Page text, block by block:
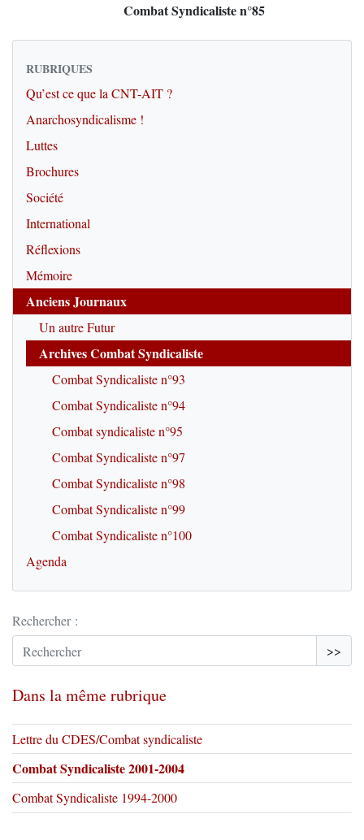
Combat Syndicaliste n°85
RUBRIQUES
Qu’est ce que la CNT-AIT ?
Anarchosyndicalisme !
Luttes
Brochures
Société
International
Réflexions
Mémoire
Anciens Journaux
Un autre Futur
Archives Combat Syndicaliste
Combat Syndicaliste n°93
Combat Syndicaliste n°94
Combat syndicaliste n°95
Combat Syndicaliste n°97
Combat Syndicaliste n°98
Combat Syndicaliste n°99
Combat Syndicaliste n°100
Agenda
Rechercher :
>>
Dans la même rubrique
Lettre du CDES/Combat syndicaliste
Combat Syndicaliste 2001-2004
Combat Syndicaliste 1994-2000